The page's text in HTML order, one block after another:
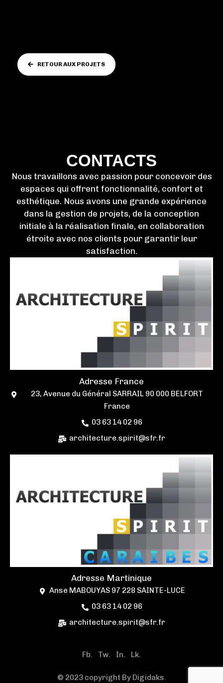
RETOUR AUX PROJETS
CONTACTS
Nous travaillons avec passion pour concevoir des
espaces qui offrent fonctionnalité, confort et
esthétique. Nous avons une grande expérience
dans la gestion de projets, de la conception
initiale à la réalisation finale, en collaboration
étroite avec nos clients pour garantir leur
satisfaction.
Adresse France
23, Avenue du Général SARRAIL 90 000 BELFORT
France
03 63 14 02 96
architecture.spirit@sfr.fr
Adresse Martinique
Anse MABOUYAS 97 228 SAINTE-LUCE
03 63 14 02 96
architecture.spirit@sfr.fr
Fb. Tw. In. Lk.
© 2023 copyright By Digidaks.